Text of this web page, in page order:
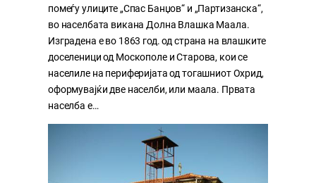
помеѓу улиците „Спас Банџов“ и „Партизанска“,
во населбата викана Долна Влашка Маала.
Изградена е во 1863 год. од страна на влашките
доселеници од Москополе и Старова, кои се
населиле на периферијата од тогашниот Охрид,
оформувајќи две населби, или маала. Првата
населба е…